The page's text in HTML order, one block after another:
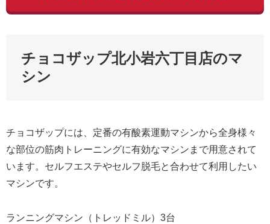
チョコザップ北小岩六丁目店のマ
シン
チョコザップには、定番の有酸素運動マシンから全身様々
な部位の筋肉トレーニングに有効なマシンまで用意されて
います。セルフエステやセルフ脱毛と合わせて利用したい
マシンです。
ランニングマシン（トレッドミル）3台